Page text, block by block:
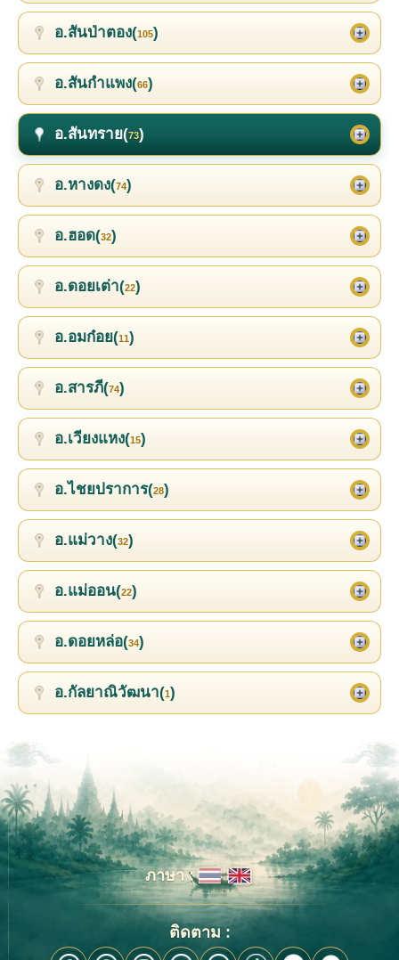
อ.สันป่าตอง(105)
อ.สันกำแพง(66)
อ.สันทราย(73)
อ.หางดง(74)
อ.ฮอด(32)
อ.ดอยเต่า(22)
อ.อมก๋อย(11)
อ.สารภี(74)
อ.เวียงแหง(15)
อ.ไชยปราการ(28)
อ.แม่วาง(32)
อ.แม่ออน(22)
อ.ดอยหล่อ(34)
อ.กัลยาณิวัฒนา(1)
ภาษา :
ติดตาม :